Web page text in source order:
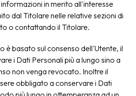
in merito all'interesse
dal Titolare nelle relative sezioni di
o contattando il Titolare.
è basato sul consenso dell'Utente, il
i Dati Personali più a lungo sino a
non venga revocato. Inoltre il
obbligato a conservare i Dati